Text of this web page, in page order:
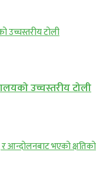
उच्चस्तरीय टोली